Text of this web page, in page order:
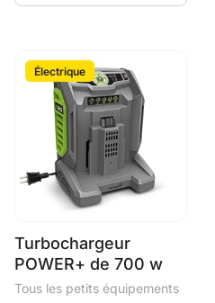
Électrique
Turbochargeur
POWER+ de 700 w
Tous les petits équipements